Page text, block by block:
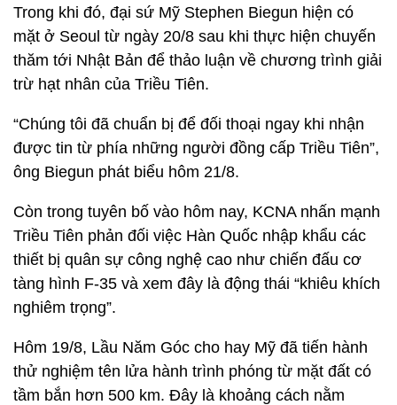
Trong khi đó, đại sứ Mỹ Stephen Biegun hiện có
mặt ở Seoul từ ngày 20/8 sau khi thực hiện chuyến
thăm tới Nhật Bản để thảo luận về chương trình giải
trừ hạt nhân của Triều Tiên.
“Chúng tôi đã chuẩn bị để đối thoại ngay khi nhận
được tin từ phía những người đồng cấp Triều Tiên”,
ông Biegun phát biểu hôm 21/8.
Còn trong tuyên bố vào hôm nay, KCNA nhấn mạnh
Triều Tiên phản đối việc Hàn Quốc nhập khẩu các
thiết bị quân sự công nghệ cao như chiến đấu cơ
tàng hình F-35 và xem đây là động thái “khiêu khích
nghiêm trọng”.
Hôm 19/8, Lầu Năm Góc cho hay Mỹ đã tiến hành
thử nghiệm tên lửa hành trình phóng từ mặt đất có
tầm bắn hơn 500 km. Đây là khoảng cách nằm